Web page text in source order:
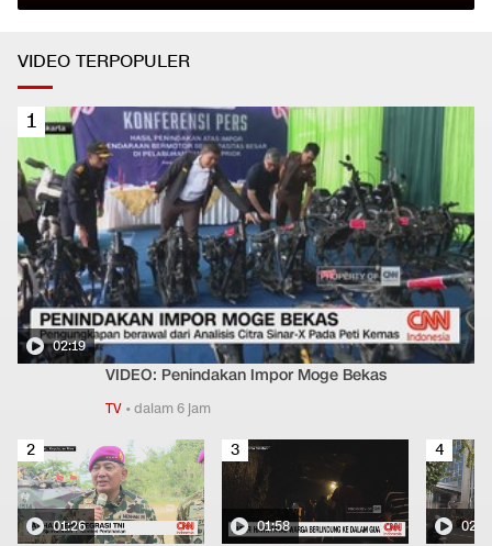
VIDEO TERPOPULER
1
02:19
VIDEO: Penindakan Impor Moge Bekas
TV •dalam 6 jam
2
01:26
3
01:58
4